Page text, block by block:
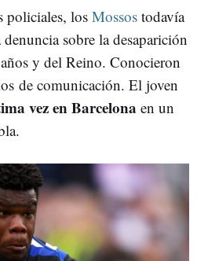
policiales, los Mossos todavía
sobre la desaparición
y del Reino. Conocieron
de comunicación. El joven
vez en Barcelona en un